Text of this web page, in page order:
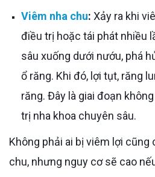
Viêm nha chu: Xảy ra khi
điều trị hoặc tái phát nhiều
sâu xuống dưới nướu, phá
ổ răng. Khi đó, lợi tụt, răng
răng. Đây là giai đoạn
trị nha khoa chuyên sâu.
Không phải ai bị viêm lợi cũng chuyển sang viêm nha
chu, nhưng nguy cơ sẽ cao